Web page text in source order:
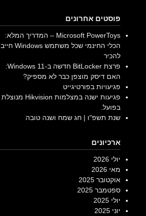
פוסטים אחרונים
Microsoft PowerToys – המדריך המלא:
הכלי החינמי שכל משתמש Windows חייב
להכיר
פרצת BitLocker חדשה ב-Windows 11:
האם דיסק מוצפן כבר לא מספיק?
פגיעויות בפורטיגייט
פגיעות ישנה במצלמות Hikvision מנוצלת
בפועל.
שנת תשפ"ו | חג שמח ושנה טובה
ארכיונים
יולי 2026
מאי 2026
אוקטובר 2025
ספטמבר 2025
יולי 2025
יוני 2025